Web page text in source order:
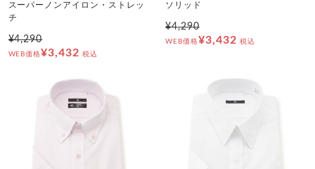
スーパーノンアイロン・ストレッ
チ
¥4,290
WEB価格¥3,432 税込
ソリッド
¥4,290
WEB価格¥3,432 税込